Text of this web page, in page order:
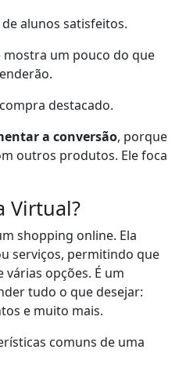
alunos satisfeitos.
mostra um pouco do que
destacado.
a conversão, porque
outros produtos. Ele foca
Virtual?
shopping online. Ela
serviços, permitindo que
opções. É um
tudo o que desejar:
e muito mais.
comuns de uma